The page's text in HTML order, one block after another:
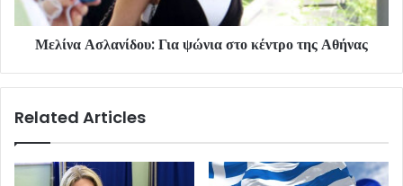
Μελίνα Ασλανίδου: Για ψώνια στο κέντρο της Αθήνας
Related Articles